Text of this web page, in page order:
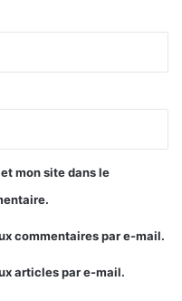
mon site dans le
commentaires par e-mail.
articles par e-mail.